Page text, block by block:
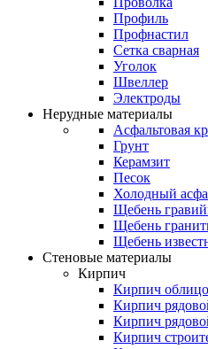
Профиль
Профнастил
Сетка сварная
Уголок
Швеллер
Электроды
Нерудные материалы
Асфальтовая
Грунт
Керамзит
Песок
Холодный
Щебень
Щебень
Щебень
Стеновые материалы
Кирпич
Кирпич
Кирпич
Кирпич
Кирпич